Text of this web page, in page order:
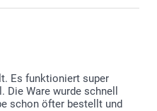
Es funktioniert super
Ware wurde schnell
schon öfter bestellt und